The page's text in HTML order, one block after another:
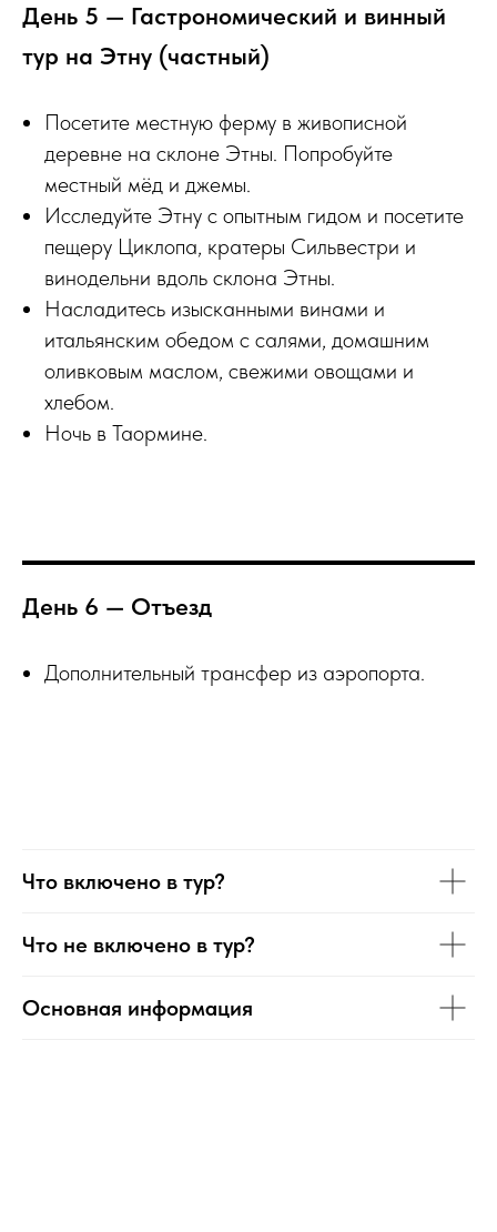
День 5 — Гастрономический и винный
тур на Этну (частный)
Посетите местную ферму в живописной
деревне на склоне Этны. Попробуйте
местный мёд и джемы.
Исследуйте Этну с опытным гидом и посетите
пещеру Циклопа, кратеры Сильвестри и
винодельни вдоль склона Этны.
Насладитесь изысканными винами и
итальянским обедом с салями, домашним
оливковым маслом, свежими овощами и
хлебом.
Ночь в Таормине.
День 6 — Отъезд
Дополнительный трансфер из аэропорта.
Что включено в тур?
Что не включено в тур?
Основная информация